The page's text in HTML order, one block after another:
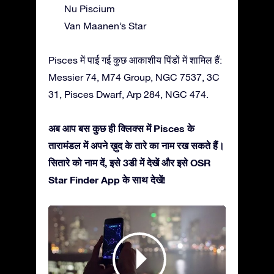
Nu Piscium
Van Maanen’s Star
Pisces में पाई गई कुछ आकाशीय पिंडों में शामिल हैं:
Messier 74, M74 Group, NGC 7537, 3C
31, Pisces Dwarf, Arp 284, NGC 474.
अब आप बस कुछ ही क्लिक्स में Pisces के
तारामंडल में अपने ख़ुद के तारे का नाम रख सकते हैं।
सितारे को नाम दें, इसे 3डी में देखें और इसे OSR
Star Finder App के साथ देखें!